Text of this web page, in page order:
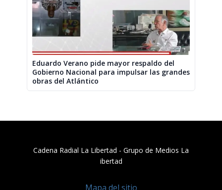
Eduardo Verano pide mayor respaldo del
Gobierno Nacional para impulsar las grandes
obras del Atlántico
Cadena Radial La Libertad​ - Grupo de Medios La
ibertad
Mapa del sitio